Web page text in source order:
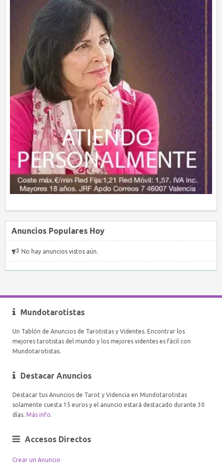
Anuncios Populares Hoy
No hay anuncios vistos aún.
Mundotarotistas
Un Tablón de Anuncios de Tarotistas y Videntes. Encontrar los
mejores tarotistas del mundo y los mejores videntes es fácil con
Mundotarotistas.
Destacar Anuncios
Destacar tus Anuncios de Tarot y Videncia en Mundotarotistas
solamente cuesta 15 euros y el anuncio estará destacado durante 30
días. Más info.
Accesos Directos
Crear un Anuncio